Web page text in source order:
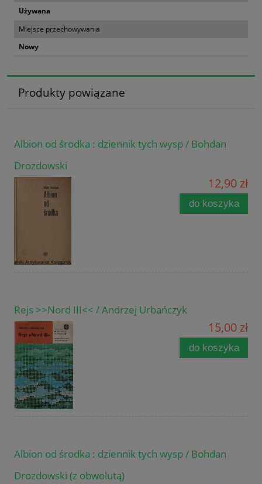
Używana
Miejsce przechowywania
Nowy
Produkty powiązane
Albion od środka : dziennik tych wysp / Bohdan
Drozdowski
12,90 zł
do koszyka
Rejs >>Nord III<< / Andrzej Urbańczyk
15,00 zł
do koszyka
Albion od środka : dziennik tych wysp / Bohdan
Drozdowski (z obwolutą)